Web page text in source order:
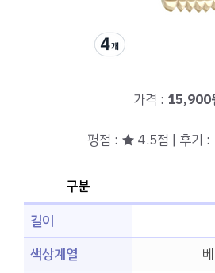
가격 : 15,900
평점 : ★ 4.5점 | 후기 :
구분
길이
색상계열